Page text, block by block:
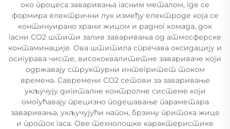
око процеса заваривања гасним металом, где се
формира електрични лук између електроде која се
континуирано храни жицом и радног комада, док
гасни CO2 штити залив заваривања од атмосферске
контаминације. Ова штитила спречава оксидацију и
осигурава чисте, висококвалитетне завариваче који
одржавају структурни интегритет током
времена. Савремени СО2 сетови за заваривање
укључују дигиталне контролне системе који
омогућавају прецизно подешавање параметара
заваривања, укључујући напон, брзину притока жице
и проток гаса. Ове технолошке карактеристике